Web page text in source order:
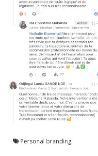
Personal branding